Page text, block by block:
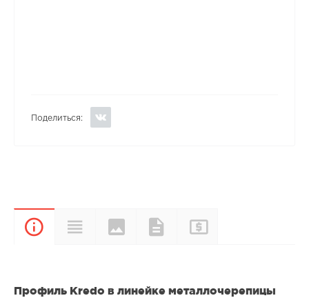
Поделиться:
ОписаниеХарактеристики
Цвета и
покрытия
Документы
Профиль Kredo в линейке металлочерепицы